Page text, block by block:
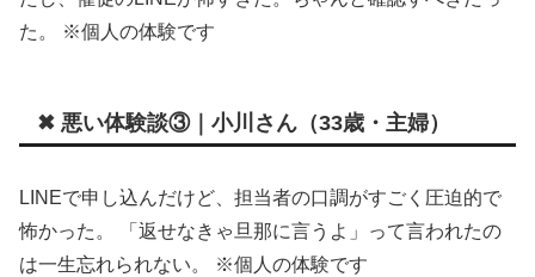
た。 ※個人の体験です
✖ 悪い体験談③｜小川さん（33歳・主婦）
LINEで申し込んだけど、担当者の口調がすごく圧迫的で
怖かった。 「返せなきゃ旦那に言うよ」って言われたの
は一生忘れられない。 ※個人の体験です